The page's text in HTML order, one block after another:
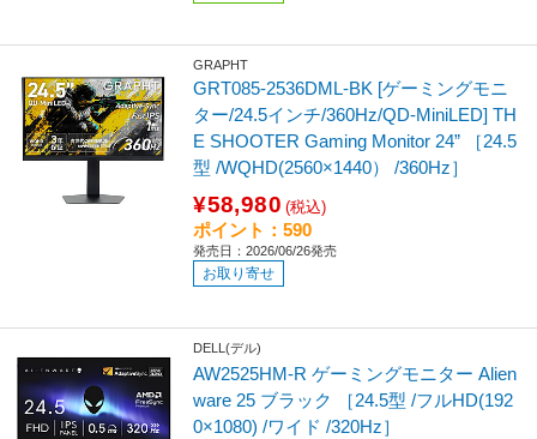
GRAPHT
GRT085-2536DML-BK [ゲーミングモニ
ター/24.5インチ/360Hz/QD-MiniLED] TH
E SHOOTER Gaming Monitor 24” ［24.5
型 /WQHD(2560×1440） /360Hz］
¥58,980 (税込)
ポイント：590
発売日：2026/06/26発売
お取り寄せ
DELL(デル)
AW2525HM-R ゲーミングモニター Alien
ware 25 ブラック ［24.5型 /フルHD(192
0×1080) /ワイド /320Hz］